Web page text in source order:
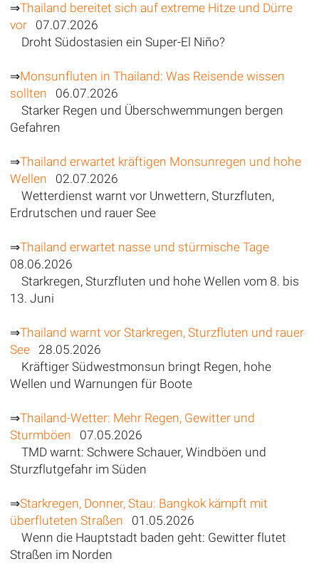
⇒Thailand bereitet sich auf extreme Hitze und Dürre
vor07.07.2026
Droht Südostasien ein Super-El Niño?
⇒Monsunfluten in Thailand: Was Reisende wissen
sollten 06.07.2026
Starker Regen und Überschwemmungen bergen
Gefahren
⇒Thailand erwartet kräftigen Monsunregen und hohe
Wellen 02.07.2026
Wetterdienst warnt vor Unwettern, Sturzfluten,
Erdrutschen und rauer See
⇒Thailand erwartet nasse und stürmische Tage
08.06.2026
Starkregen, Sturzfluten und hohe Wellen vom 8. bis
13. Juni
⇒Thailand warnt vor Starkregen, Sturzfluten und rauer
See28.05.2026
Kräftiger Südwestmonsun bringt Regen, hohe
Wellen und Warnungen für Boote
⇒Thailand-Wetter: Mehr Regen, Gewitter und
Sturmböen 07.05.2026
TMD warnt: Schwere Schauer, Windböen und
Sturzflutgefahr im Süden
⇒Starkregen, Donner, Stau: Bangkok kämpft mit
überfluteten Straßen 01.05.2026
Wenn die Hauptstadt baden geht: Gewitter flutet
Straßen im Norden